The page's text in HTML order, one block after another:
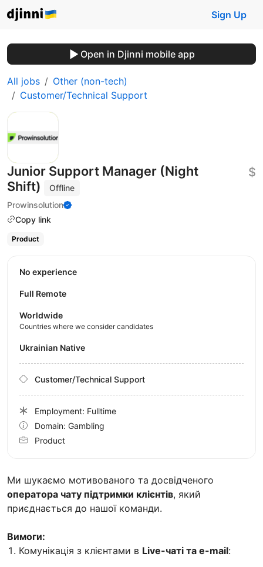
Sign Up
Open in Djinni mobile app
All jobs
Other (non-tech)
Customer/Technical Support
Junior Support Manager (Night
Shift)
Offline
Prowinsolution
Copy link
$
Product
Ми шукаємо мотивованого та досвідченого
оператора чату підтримки клієнтів, який
приєднається до нашої команди.
Вимоги:
Комунікація з клієнтами в Live-чаті та e-mail:
No experience
Full Remote
Worldwide
Countries where we consider candidates
Ukrainian Native
Customer/Technical Support
Employment: Fulltime
Domain: Gambling
Product